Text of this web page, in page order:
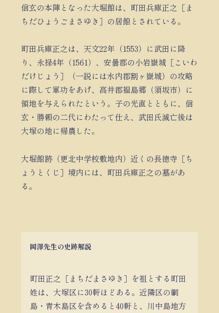
信玄の本陣となった大堀館は、町田兵庫正之［ま
ちだひょうごまさゆき］の居館とされている。
町田兵庫正之は、天文22年（1553）に武田に降
り、永禄4年（1561）、安曇郡の小岩嶽城［こいわ
だけじょう］（一説には水内郡割ヶ嶽城）の攻略
に際して軍功をあげ、高井郡福島郷（須坂市）に
領地を与えられたという。子の光直とともに、信
玄・勝頼の二代にわたって仕え、武田氏滅亡後は
大塚の地に帰農した。
大堀館跡（更北中学校敷地内）近くの長徳寺［ち
ょうとくじ］境内には、町田兵庫正之の墓があ
る。
岡澤先生の史跡解説
町田正之［まちだまさゆき］を祖とする町田
姓は、大塚区に30軒ほどある。近隣区の綱
島・青木島区を含めると40軒と、川中島地方